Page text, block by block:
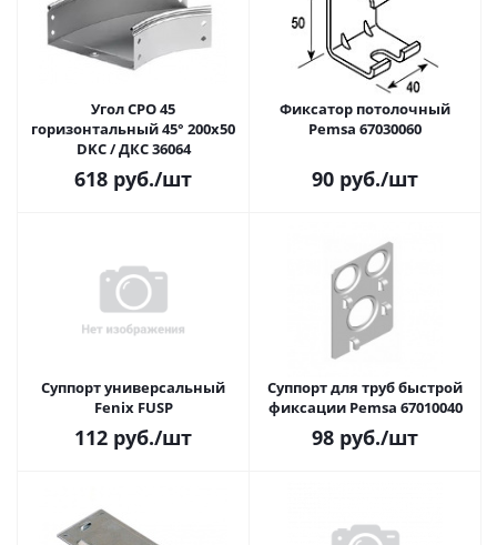
Угол CPO 45
горизонтальный 45° 200х50
DKC / ДКС 36064
618 руб./шт
Фиксатор потолочный
Pemsa 67030060
90 руб./шт
Суппорт универсальный
Fenix FUSP
112 руб./шт
Суппорт для труб быстрой
фиксации Pemsa 67010040
98 руб./шт